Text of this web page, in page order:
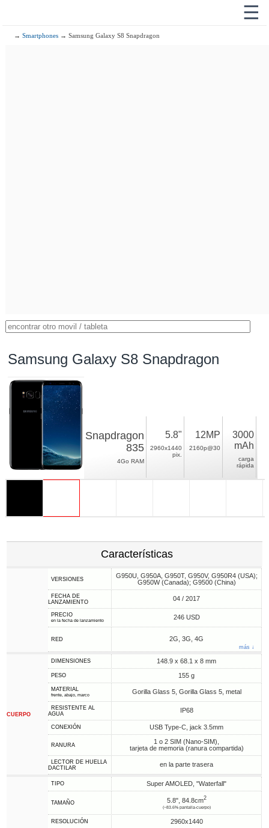
☰
→Smartphones → Samsung Galaxy S8 Snapdragon
Samsung Galaxy S8 Snapdragon
Snapdragon
835
4Go RAM
5.8"
2960x1440
pix.
12MP
2160p@30
3000
mAh
carga
rápida
Características
VERSIONES
G950U, G950A, G950T, G950V, G950R4 (USA);
G950W (Canada); G9500 (China)
FECHA DE
LANZAMIENTO
04 / 2017
PRECIO
en la fecha de lanzamiento 246 USD
RED 2G, 3G, 4G
más ↓
CUERPO
DIMENSIONES 148.9 x 68.1 x 8 mm
PESO 155 g
MATERIAL
frente, abajo, marco Gorilla Glass 5, Gorilla Glass 5, metal
RESISTENTE AL
AGUA
IP68
CONEXIÓN USB Type-C, jack 3.5mm
RANURA
1 o 2 SIM (Nano-SIM),
tarjeta de memoria (ranura compartida)
LECTOR DE HUELLA
DACTILAR
en la parte trasera
TIPO Super AMOLED, "Waterfall"
TAMAÑO 5.8", 84.8cm2
(~83.6% pantalla-cuerpo)
RESOLUCIÓN 2960x1440